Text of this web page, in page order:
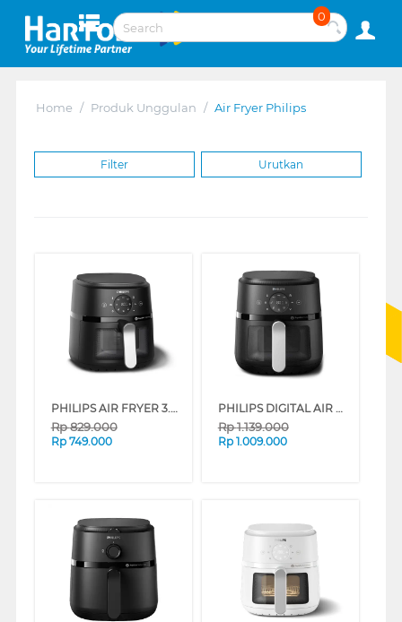
0
Home / Produk Unggulan / Air Fryer Philips
Filter Urutkan
PHILIPS AIR FRYER 3.2 L NA211/00
Rp829.000
Rp 749.000
PHILIPS DIGITAL AIR FRYER 4.2 L NA221/00
Rp1.139.000
Rp 1.009.000